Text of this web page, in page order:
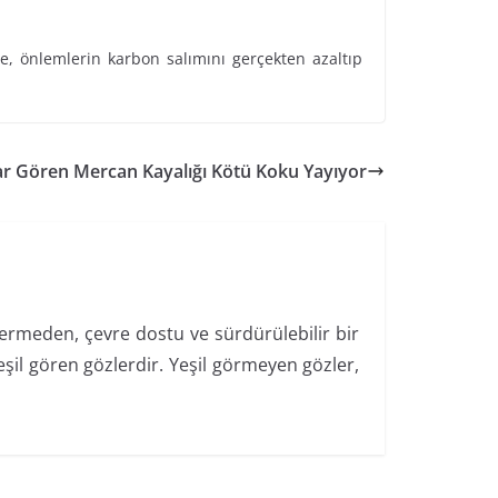
karbon salımını gerçekten azaltıp
Gören Mercan Kayalığı Kötü Koku Yayıyor
çevre dostu ve sürdürülebilir bir
gören gözlerdir. Yeşil görmeyen gözler,